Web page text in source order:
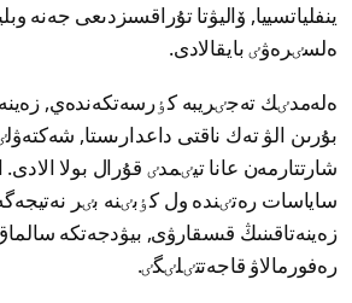
ينفلياتسييا, ۆاليۋتا تۇراقسىزدىعى جەنە
ەلسٸرەۋٸ بايقالادى.
ەلەمدٸك تەجٸريبە كٶرسەتكەندەي,
بۇرىن الۋ تەك ناقتى داعدارىستا,
شارتتارمەن عانا تيٸمدٸ قۇرال بولا
ساياسات رەتٸندە ول كٶبٸنە بٸر
زەينەتاقىنىڭ قىسقارۋى, بيۋدجەتكە
رەفورمالاۋ قاجەتتٸلٸگٸ.